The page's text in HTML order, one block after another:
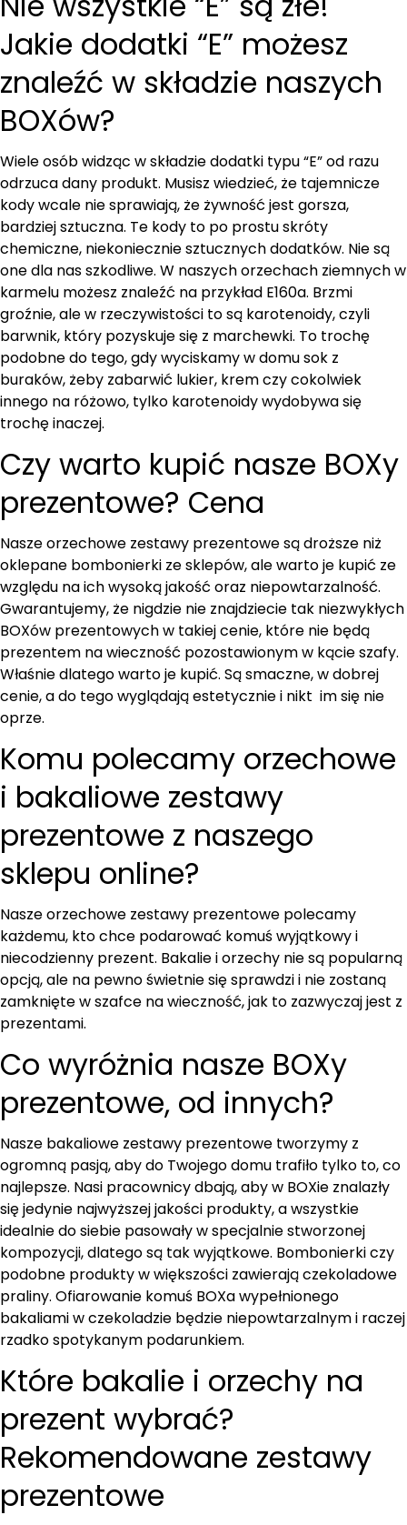
Jakie dodatki “E” możesz
znaleźć w składzie naszych
BOXów?
Wiele osób widząc w składzie dodatki typu “E” od razu
odrzuca dany produkt. Musisz wiedzieć, że tajemnicze
kody wcale nie sprawiają, że żywność jest gorsza,
bardziej sztuczna. Te kody to po prostu skróty
chemiczne, niekoniecznie sztucznych dodatków. Nie są
one dla nas szkodliwe. W naszych orzechach ziemnych w
karmelu możesz znaleźć na przykład E160a. Brzmi
groźnie, ale w rzeczywistości to są karotenoidy, czyli
barwnik, który pozyskuje się z marchewki. To trochę
podobne do tego, gdy wyciskamy w domu sok z
buraków, żeby zabarwić lukier, krem czy cokolwiek
innego na różowo, tylko karotenoidy wydobywa się
trochę inaczej.
Czy warto kupić nasze BOXy
prezentowe? Cena
Nasze orzechowe zestawy prezentowe są droższe niż
oklepane bombonierki ze sklepów, ale warto je kupić ze
względu na ich wysoką jakość oraz niepowtarzalność.
Gwarantujemy, że nigdzie nie znajdziecie tak niezwykłych
BOXów prezentowych w takiej cenie, które nie będą
prezentem na wieczność pozostawionym w kącie szafy.
Właśnie dlatego warto je kupić. Są smaczne, w dobrej
cenie, a do tego wyglądają estetycznie i nikt im się nie
oprze.
Komu polecamy orzechowe
i bakaliowe zestawy
prezentowe z naszego
sklepu online?
Nasze orzechowe zestawy prezentowe polecamy
każdemu, kto chce podarować komuś wyjątkowy i
niecodzienny prezent. Bakalie i orzechy nie są popularną
opcją, ale na pewno świetnie się sprawdzi i nie zostaną
zamknięte w szafce na wieczność, jak to zazwyczaj jest z
prezentami.
Co wyróżnia nasze BOXy
prezentowe, od innych?
Nasze bakaliowe zestawy prezentowe tworzymy z
ogromną pasją, aby do Twojego domu trafiło tylko to, co
najlepsze. Nasi pracownicy dbają, aby w BOXie znalazły
się jedynie najwyższej jakości produkty, a wszystkie
idealnie do siebie pasowały w specjalnie stworzonej
kompozycji, dlatego są tak wyjątkowe. Bombonierki czy
podobne produkty w większości zawierają czekoladowe
praliny. Ofiarowanie komuś BOXa wypełnionego
bakaliami w czekoladzie będzie niepowtarzalnym i raczej
rzadko spotykanym podarunkiem.
Które bakalie i orzechy na
prezent wybrać?
Rekomendowane zestawy
prezentowe